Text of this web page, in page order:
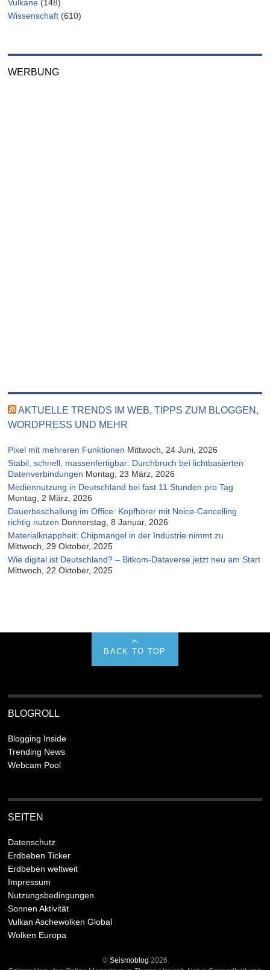
Vulkane (148)
Wissenschaft (610)
WERBUNG
AKTUELLE TRENDS IM WEB, TIPPS ZUM BLOGGEN,
WORDPRESS UND MEHR
Pixel mit mehreren Funktionen Mittwoch, 24 Juni, 2026
Stabil, schnell, massenfertigbar: Durchbruch bei lichtbasierten
Datenverbindungen Montag, 23 März, 2026
Mediennutzung in Deutschland bei fast 11 Stunden pro Tag
Montag, 2 März, 2026
Dauerbeschallung im Office: Kopfhörer mit Noice-Cancelling
richtig nutzen Donnerstag, 8 Januar, 2026
Materialknappheit: Chipmangel in der Industrie nimmt zu
Mittwoch, 29 Oktober, 2025
Wie digital ist Deutschland? – Bitkom-Dataverse jetzt neu am Start
Mittwoch, 22 Oktober, 2025
BACK TO TOP
BLOGROLL
Blogging Inside
Trending News
Webcam Pool
SEITEN
Datenschutz
Erdbeben Ticker
Erdbeben weltweit
Impressum
Nutzungsbedingungen
Sonnen Aktivität
Vulkan Aschewolken Global
Wolken Europa
© Seismoblog 2026